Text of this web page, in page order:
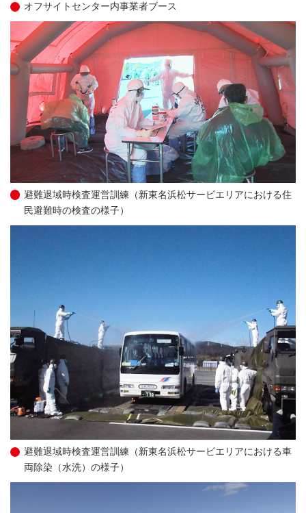
オフサイトセンター内事業者ブース
避難退域時検査運営訓練（新東名浜松サービエリアにおける住
民避難時の検査の様子）
避難退域時検査運営訓練（新東名浜松サービエリアにおける車
両除染（水洗）の様子）